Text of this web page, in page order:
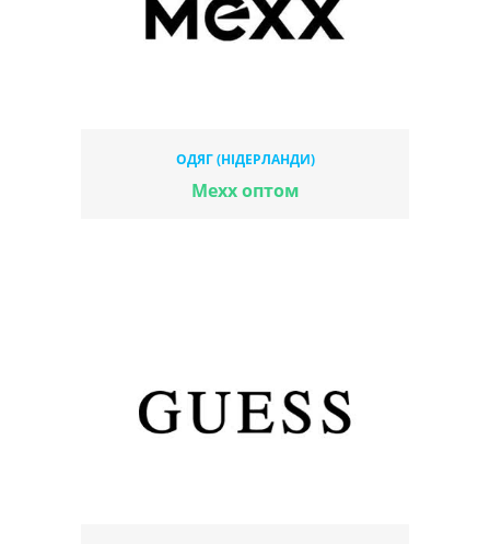
ОДЯГ (НІДЕРЛАНДИ)
Mexx оптом